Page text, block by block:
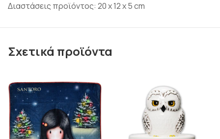
Διαστάσεις προϊόντος: 20 x 12 x 5 cm
Σχετικά προϊόντα